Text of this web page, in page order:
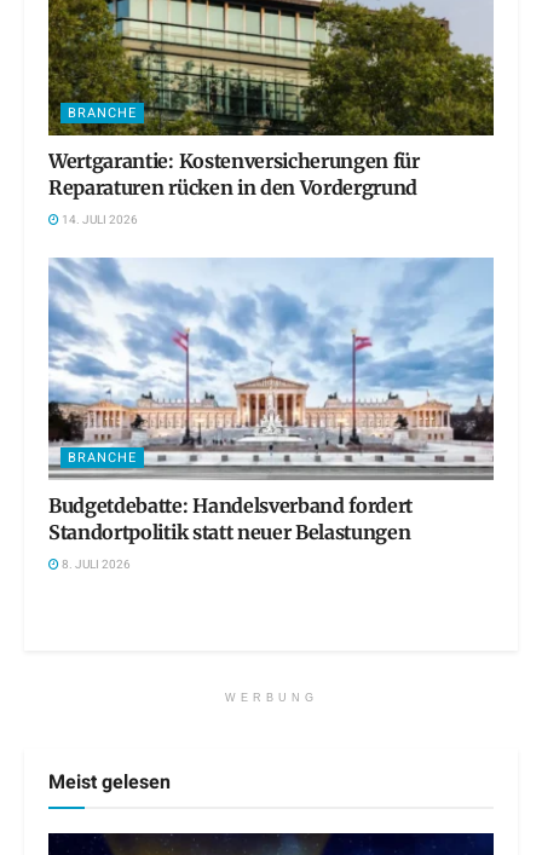
BRANCHE
Wertgarantie: Kostenversicherungen für
Reparaturen rücken in den Vordergrund
14. JULI 2026
BRANCHE
Budgetdebatte: Handelsverband fordert
Standortpolitik statt neuer Belastungen
8. JULI 2026
WERBUNG
Meist gelesen